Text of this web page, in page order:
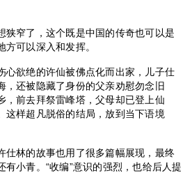
狭窄了，这个既是中国的传奇也可以是
可以深入和发挥。
心欲绝的许仙被佛点化而出家，儿子仕
，还被隐藏了身份的父亲劝慰勿念旧
，前去拜祭雷峰塔，父母却已登上仙
这样超凡脱俗的结局，放到当下语境
仕林的故事也用了很多篇幅展现，最终
有小青。“收编”意识的强烈，也给后人提